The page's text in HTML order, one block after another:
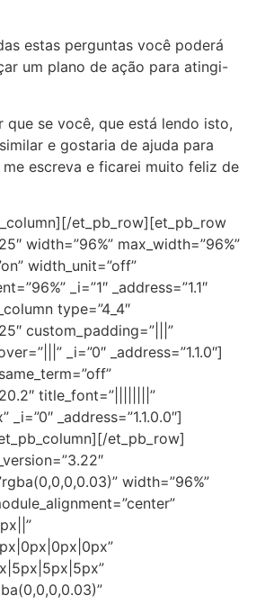
estas perguntas você poderá
um plano de ação para atingi-
se você, que está lendo isto,
e gostaria de ajuda para
escreva e ficarei muito feliz de
et_pb_row][et_pb_row
width=”96%” max_width=”96%”
width_unit=”off”
_i=”1″ _address=”1.1″
type=”4_4″
custom_padding=”|||”
_i=”0″ _address=”1.1.0″]
title_font=”||||||||”
_address=”1.1.0.0″]
et_pb_row]
width=”96%”